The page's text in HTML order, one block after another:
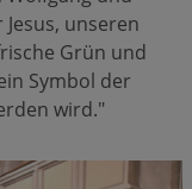
unseren
Grün und
Symbol der
wird."